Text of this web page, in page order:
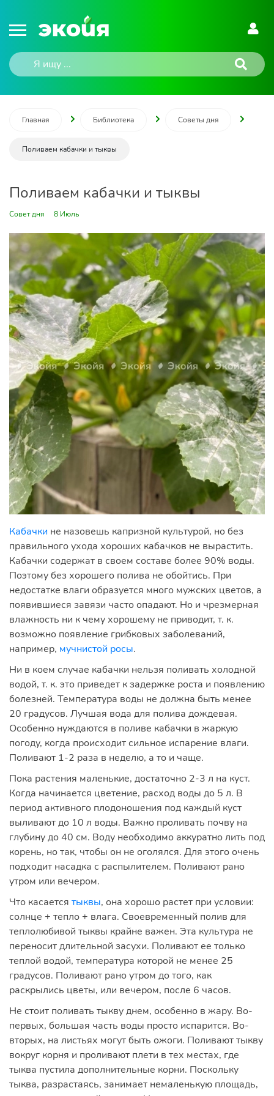
Главная Библиотека Советы дня
Поливаем кабачки и тыквы
Поливаем кабачки и тыквы
Совет дня 8 Июль
Кабачки не назовешь капризной культурой, но без
правильного ухода хороших кабачков не вырастить.
Кабачки содержат в своем составе более 90% воды.
Поэтому без хорошего полива не обойтись. При
недостатке влаги образуется много мужских цветов, а
появившиеся завязи часто опадают. Но и чрезмерная
влажность ни к чему хорошему не приводит, т. к.
возможно появление грибковых заболеваний,
например, мучнистой росы.
Ни в коем случае кабачки нельзя поливать холодной
водой, т. к. это приведет к задержке роста и появлению
болезней. Температура воды не должна быть менее
20 градусов. Лучшая вода для полива дождевая.
Особенно нуждаются в поливе кабачки в жаркую
погоду, когда происходит сильное испарение влаги.
Поливают 1-2 раза в неделю, а то и чаще.
Пока растения маленькие, достаточно 2-3 л на куст.
Когда начинается цветение, расход воды до 5 л. В
период активного плодоношения под каждый куст
выливают до 10 л воды. Важно проливать почву на
глубину до 40 см. Воду необходимо аккуратно лить под
корень, но так, чтобы он не оголялся. Для этого очень
подходит насадка с распылителем. Поливают рано
утром или вечером.
Что касается тыквы, она хорошо растет при условии:
солнце + тепло + влага. Своевременный полив для
теплолюбивой тыквы крайне важен. Эта культура не
переносит длительной засухи. Поливают ее только
теплой водой, температура которой не менее 25
градусов. Поливают рано утром до того, как
раскрылись цветы, или вечером, после 6 часов.
Не стоит поливать тыкву днем, особенно в жару. Во-
первых, большая часть воды просто испарится. Во-
вторых, на листьях могут быть ожоги. Поливают тыкву
вокруг корня и проливают плети в тех местах, где
тыква пустила дополнительные корни. Поскольку
тыква, разрастаясь, занимает немаленькую площадь,